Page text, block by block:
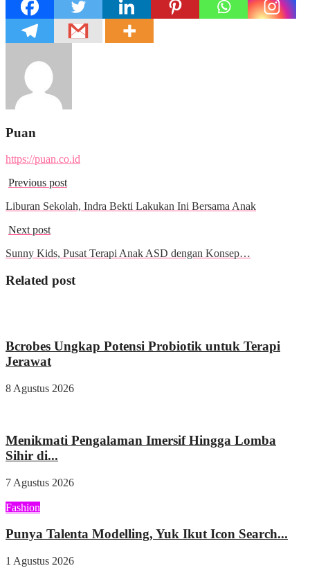
Puan
https://puan.co.id
Previous post
Liburan Sekolah, Indra Bekti Lakukan Ini Bersama Anak
Next post
Sunny Kids, Pusat Terapi Anak ASD dengan Konsep…
Related post
Bcrobes Ungkap Potensi Probiotik untuk Terapi
Jerawat
8 Agustus 2026
Menikmati Pengalaman Imersif Hingga Lomba
Sihir di...
7 Agustus 2026
Fashion
Punya Talenta Modelling, Yuk Ikut Icon Search...
1 Agustus 2026